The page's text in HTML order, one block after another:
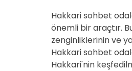
Hakkari sohbet
önemli bir araçtır.
zenginliklerinin ve
Hakkari sohbet
Hakkari'nin